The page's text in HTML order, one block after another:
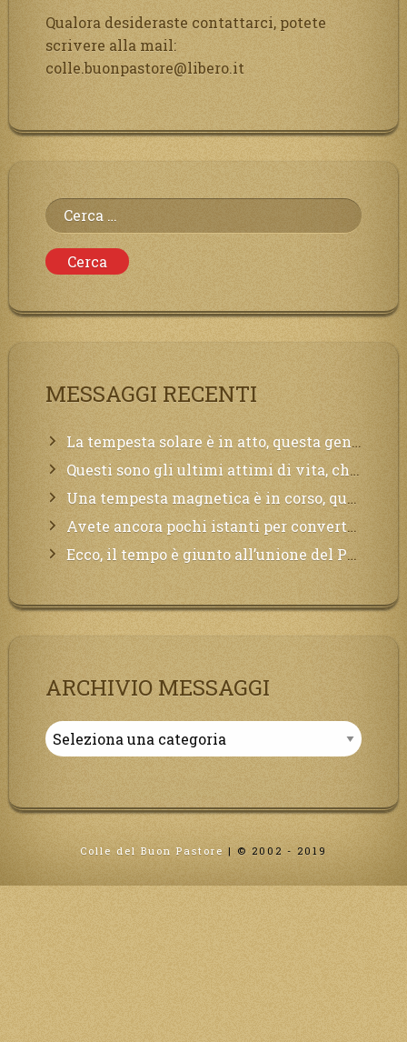
Qualora desideraste contattarci, potete
scrivere alla mail:
colle.buonpastore@libero.it
Ricerca
per:
MESSAGGI RECENTI
La tempesta solare è in atto, questa generazione soffrirà molto, la Terra arderà, l’acqua sarà contaminata, il cibo non sarà più nelle vostre mense.
Questi sono gli ultimi attimi di vita, chi si vuole salvare Mi chiami in suo aiuto.
Una tempesta magnetica è in corso, questa generazione patirà. Il black out non tarderà ad arrivare e tutta la Terra sarà oscurata.
Avete ancora pochi istanti per convertirvi, non perdete tempo, la sciagura arriverà all’improvviso e per chi non si sarà preparato saranno dolori.
Ecco, il tempo è giunto all’unione del Padre con il figlio, non avete che da attendere pochissimo.
ARCHIVIO MESSAGGI
Archivio
Messaggi
Colle del Buon Pastore | © 2002 - 2019